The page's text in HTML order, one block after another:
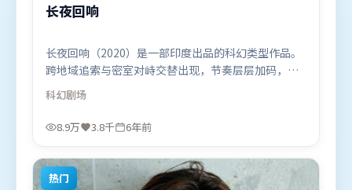
长夜回响
长夜回响（2020）是一部印度出品的科幻类型作品。
跨地域追索与密室对峙交替出现，节奏层层加码，张
力持续上扬。动作场面设计讲究空间与节奏，文戏部
分同样扎实耐嚼。由雷德利·斯科特执导，河正宇、
阿米尔·汗、孙艺珍，堺雅人、宋康昊、古天乐等联
映上线，适合喜欢科幻题材的观众观看。
科幻剧场
8.9万 3.8千 6年前
热门